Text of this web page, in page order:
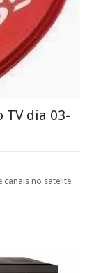
TV dia 03-
canais no satelite